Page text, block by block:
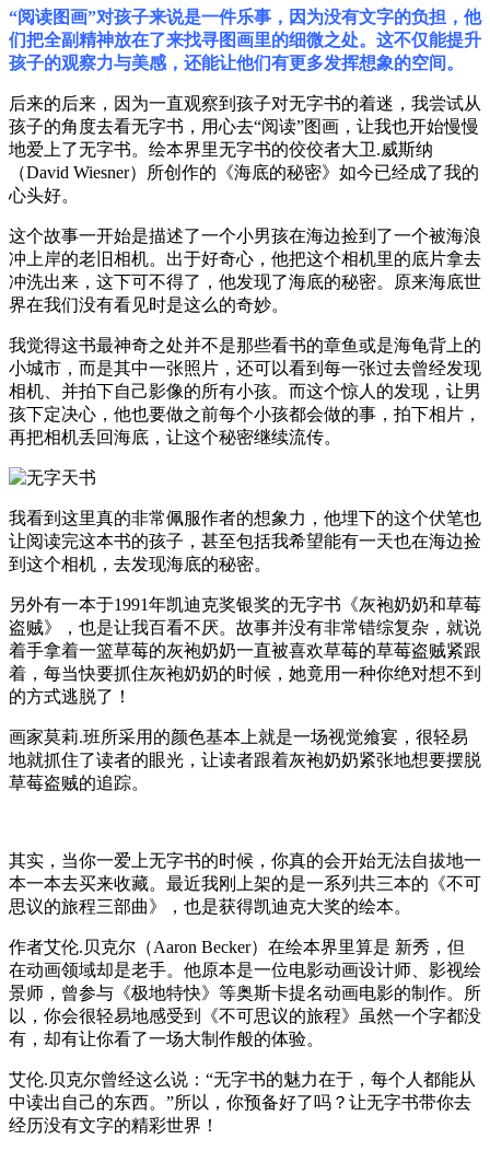
“阅读图画”对孩子来说是一件乐事，因为没有文字的负担，他
们把全副精神放在了来找寻图画里的细微之处。这不仅能提升
孩子的观察力与美感，还能让他们有更多发挥想象的空间。
后来的后来，因为一直观察到孩子对无字书的着迷，我尝试从
孩子的角度去看无字书，用心去“阅读”图画，让我也开始慢慢
地爱上了无字书。绘本界里无字书的佼佼者大卫.威斯纳
（David Wiesner）所创作的《海底的秘密》如今已经成了我的
心头好。
这个故事一开始是描述了一个小男孩在海边捡到了一个被海浪
冲上岸的老旧相机。出于好奇心，他把这个相机里的底片拿去
冲洗出来，这下可不得了，他发现了海底的秘密。原来海底世
界在我们没有看见时是这么的奇妙。
我觉得这书最神奇之处并不是那些看书的章鱼或是海龟背上的
小城市，而是其中一张照片，还可以看到每一张过去曾经发现
相机、并拍下自己影像的所有小孩。而这个惊人的发现，让男
孩下定决心，他也要做之前每个小孩都会做的事，拍下相片，
再把相机丢回海底，让这个秘密继续流传。
我看到这里真的非常佩服作者的想象力，他埋下的这个伏笔也
让阅读完这本书的孩子，甚至包括我希望能有一天也在海边捡
到这个相机，去发现海底的秘密。
另外有一本于1991年凯迪克奖银奖的无字书《灰袍奶奶和草莓
盗贼》，也是让我百看不厌。故事并没有非常错综复杂，就说
着手拿着一篮草莓的灰袍奶奶一直被喜欢草莓的草莓盗贼紧跟
着，每当快要抓住灰袍奶奶的时候，她竟用一种你绝对想不到
的方式逃脱了！
画家莫莉.班所采用的颜色基本上就是一场视觉飨宴，很轻易
地就抓住了读者的眼光，让读者跟着灰袍奶奶紧张地想要摆脱
草莓盗贼的追踪。
其实，当你一爱上无字书的时候，你真的会开始无法自拔地一
本一本去买来收藏。最近我刚上架的是一系列共三本的《不可
思议的旅程三部曲》，也是获得凯迪克大奖的绘本。
作者艾伦.贝克尔（Aaron Becker）在绘本界里算是 新秀，但
在动画领域却是老手。他原本是一位电影动画设计师、影视绘
景师，曾参与《极地特快》等奥斯卡提名动画电影的制作。所
以，你会很轻易地感受到《不可思议的旅程》虽然一个字都没
有，却有让你看了一场大制作般的体验。
艾伦.贝克尔曾经这么说：“无字书的魅力在于，每个人都能从
中读出自己的东西。”所以，你预备好了吗？让无字书带你去
经历没有文字的精彩世界！